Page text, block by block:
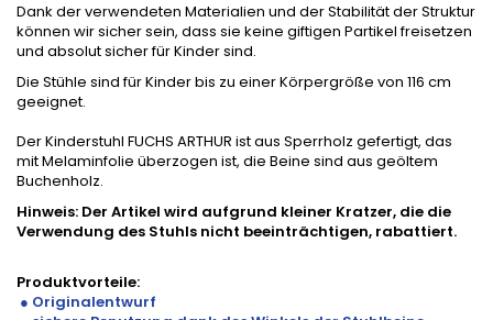
Dank der verwendeten Materialien und der Stabilität der Struktur
können wir sicher sein, dass sie keine giftigen Partikel freisetzen
und absolut sicher für Kinder sind.
Die Stühle sind für Kinder bis zu einer Körpergröße von 116 cm
geeignet.
Der Kinderstuhl FUCHS ARTHUR ist aus Sperrholz gefertigt, das
mit Melaminfolie überzogen ist, die Beine sind aus geöltem
Buchenholz.
Hinweis: Der Artikel wird aufgrund kleiner Kratzer, die die
Verwendung des Stuhls nicht beeinträchtigen, rabattiert.
Produktvorteile:
● Originalentwurf